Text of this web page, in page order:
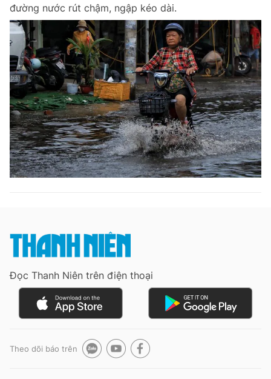
đường nước rút chậm, ngập kéo dài.
Đọc Thanh Niên trên điện thoại
Theo dõi báo trên